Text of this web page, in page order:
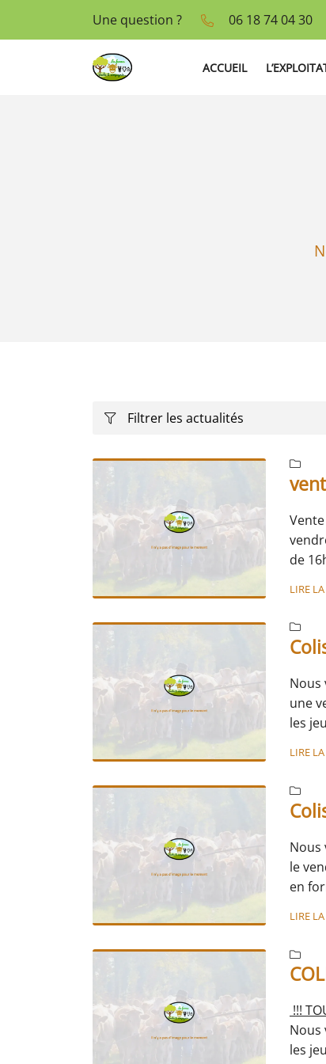
Une question ? 06 18 74 04 30
ACCUEIL
85440 Talmont-Saint-Hilaire
le formulaire de désinscription.
Inscription
 Filtrer les actualités

de
*Aux
LIRE

Nous
une
les
Les
ou
LIRE

Nous
le
en
et au
et au
Il est
ou
LIRE

!!!
Nous
les